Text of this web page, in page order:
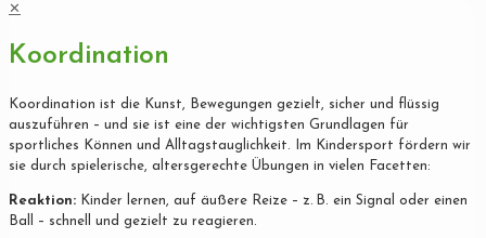
✕
Koordination
Koordination ist die Kunst, Bewegungen gezielt, sicher und flüssig
auszuführen – und sie ist eine der wichtigsten Grundlagen für
sportliches Können und Alltagstauglichkeit. Im Kindersport fördern wir
sie durch spielerische, altersgerechte Übungen in vielen Facetten:
Reaktion: Kinder lernen, auf äußere Reize – z. B. ein Signal oder einen
Ball – schnell und gezielt zu reagieren.